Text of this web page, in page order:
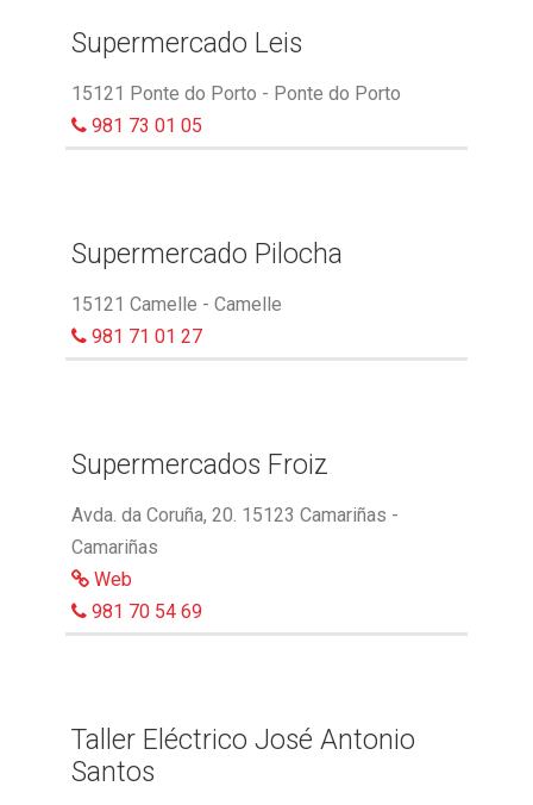
Supermercado Leis
15121 Ponte do Porto - Ponte do Porto
981 73 01 05
Supermercado Pilocha
15121 Camelle - Camelle
981 71 01 27
Supermercados Froiz
Avda. da Coruña, 20. 15123 Camariñas -
Camariñas
Web
981 70 54 69
Taller Eléctrico José Antonio
Santos